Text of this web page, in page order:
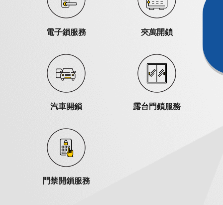
電子鎖服務 夾萬開鎖
汽車開鎖 露台門鎖服務
門禁開鎖服務